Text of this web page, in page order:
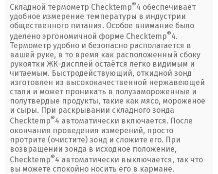
Складной термометр Checktemp®4 обеспечивает
удобное измерение температуры в индустрии
общественного питания. Особое внимание было
уделено эргономичной форме Checktemp®4.
Термометр удобно и безопасно располагается в
вашей руке, в то время как расположенный сбоку
рукоятки ЖК-дисплей остаётся легко видимым и
читаемым. Быстродействующий, откидной зонд
изготовлен из высококачественной нержавеющей
стали и может проникать в полузамороженные и
полутвердые продукты, такие как мясо, мороженое
и сыры. При раскрывании складного зонда
Checktemp®4 автоматически включается. После
окончания проведения измерений, просто
протрите (очистите) зонд и сложите его. При
возвращении зонда в исходное положение,
Checktemp®4 автоматически выключается, так что
вы можете спокойно носить его в кармане.